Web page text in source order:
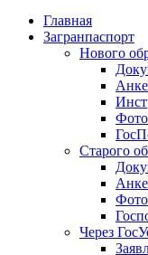
Главная
Загранпаспорт
Нового
Фото
Старого
Фото
Через